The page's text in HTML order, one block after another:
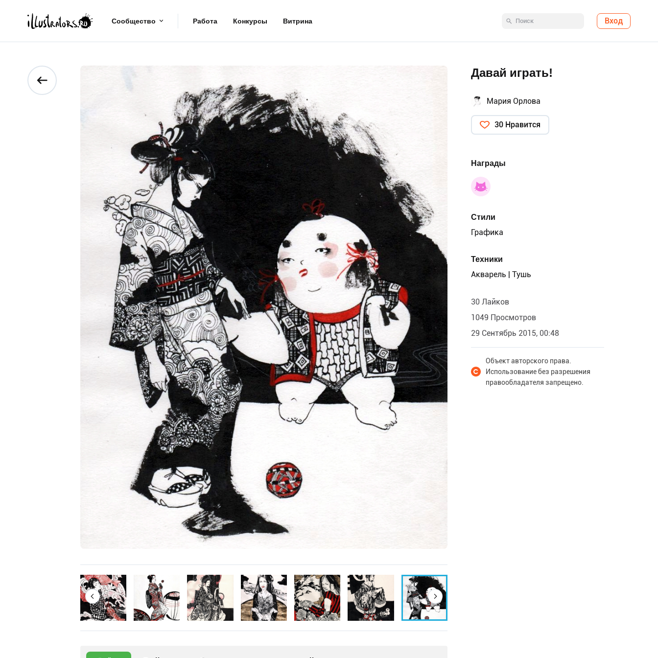
Сообщество Работа Конкурсы Витрина Вход
Давай играть!
Мария Орлова
30 Нравится
Награды
Стили
Графика
Техники
Акварель | Тушь
30 Лайков
1049 Просмотров
29 Сентябрь 2015, 00:48
Объект авторского права.
Использование без разрешения
правообладателя запрещено.